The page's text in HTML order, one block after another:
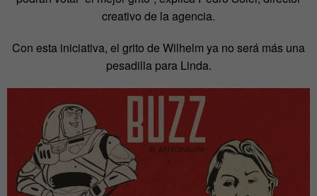
creativo de la agencia.
Con esta iniciativa, el grito de Wilhelm ya no será más una
pesadilla para Linda.